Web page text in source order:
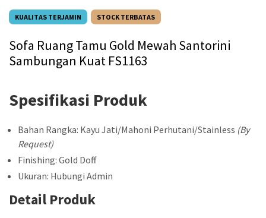
KUALITAS TERJAMIN STOCK TERBATAS
Sofa Ruang Tamu Gold Mewah Santorini
Sambungan Kuat FS1163
Spesifikasi Produk
Bahan Rangka: Kayu Jati/Mahoni Perhutani/Stainless (By
Request)
Finishing: Gold Doff
Ukuran: Hubungi Admin
Detail Produk